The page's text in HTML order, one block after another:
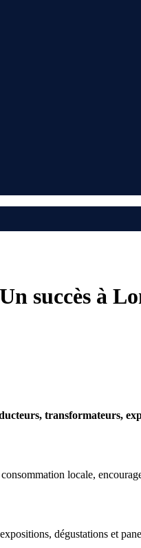
succès à
transformateurs,
locale,
dégustations et